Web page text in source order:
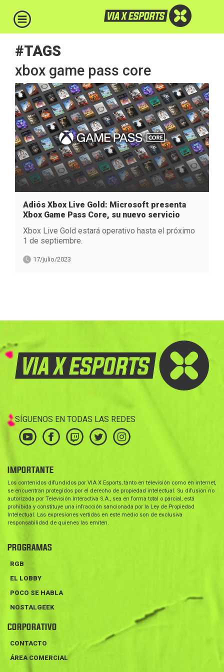
#TAGS
xbox game pass core
Adiós Xbox Live Gold: Microsoft presenta
Xbox Game Pass Core, su nuevo servicio
Xbox Live Gold estará operativo hasta el próximo
1 de septiembre.
17/julio/2023
SÍGUENOS EN TODAS LAS REDES
IMPORTANTE
Los contenidos difundidos por VIA X Esports, tanto en televisión como en internet,
se encuentran protegidos por el derecho de propiedad intelectual. Su difusión no
autorizada por Televisión Interactiva S.A., sea en forma total o parcial, está
prohibida y constituye una infracción sancionada por la Ley de Propiedad
Intelectual. Las expresiones vertidas en este medio son de exclusiva
responsabilidad de quienes las emiten.
PROGRAMAS
RGB
EL LOBBY
POCO SE HABLA
NOSTALGEEK
CORPORATIVO
CONTACTO
ÁREA COMERCIAL